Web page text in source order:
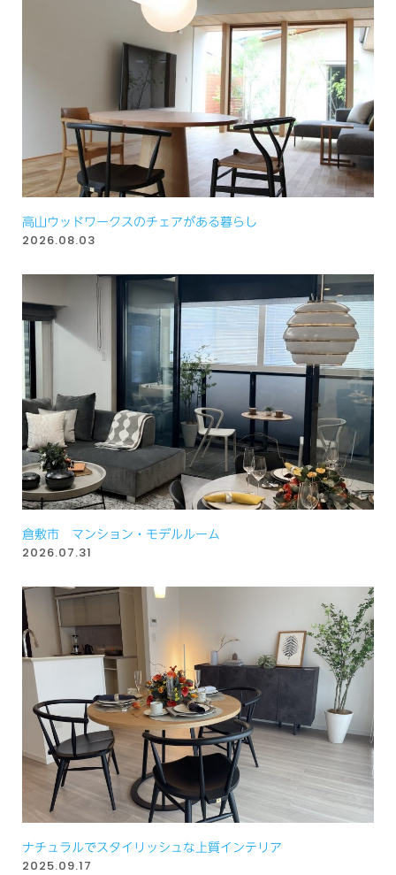
高山ウッドワークスのチェアがある暮らし
2026.08.03
倉敷市 マンション・モデルルーム
2026.07.31
ナチュラルでスタイリッシュな上質インテリア
2025.09.17